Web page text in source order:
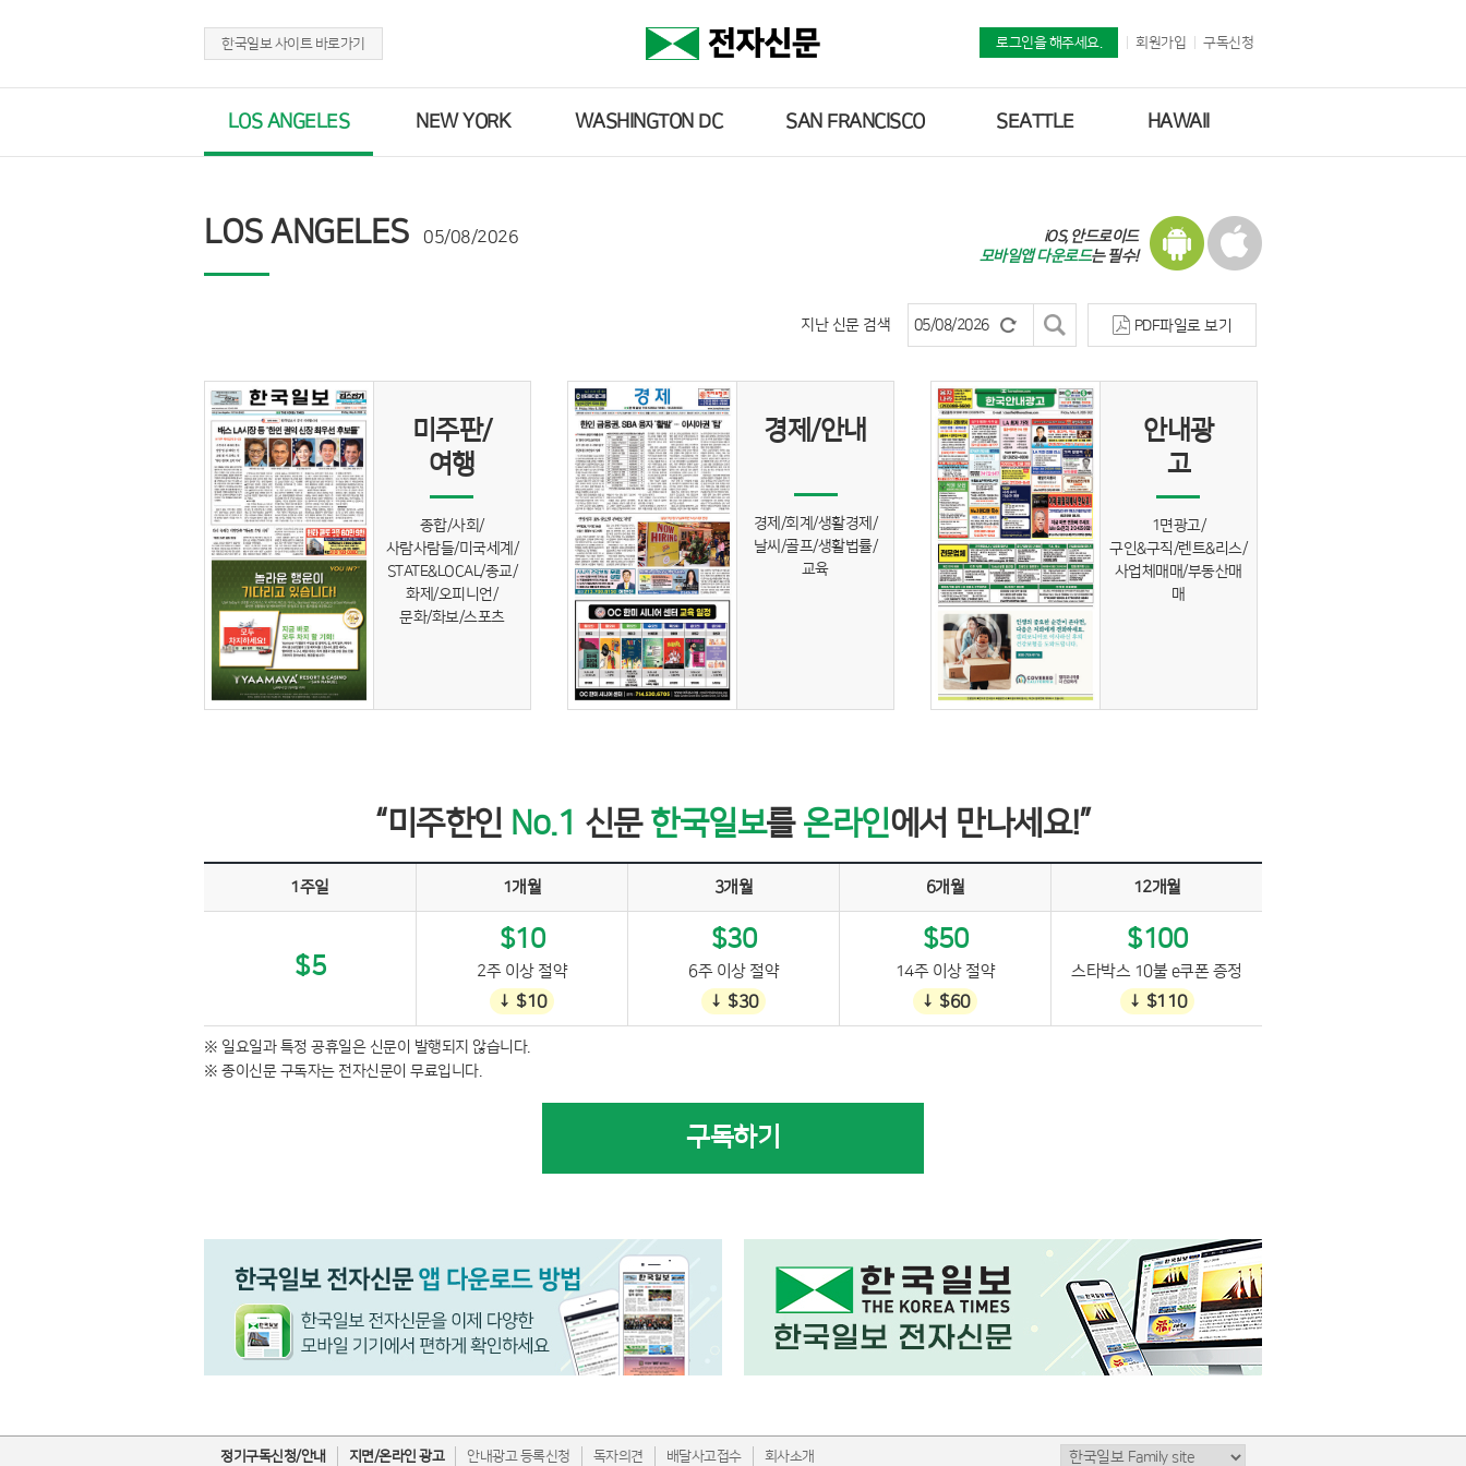
한국일보 사이트 바로가기 로그인을 해주세요. 회원가입 구독신청
LOS ANGELES NEW YORK WASHINGTON DC SAN FRANCISCO SEATTLE HAWAII
LOS ANGELES 05/08/2026
iOS, 안드로이드
모바일앱 다운로드는 필수!
지난 신문 검색 PDF파일로 보기
미주판/
여행
종합/사회/
사람사람들/미국세계/
STATE&LOCAL/종교/
화제/오피니언/
문화/화보/스포츠
경제/안내
경제/회계/생활경제/
날씨/골프/생활법률/
교육
안내광
고
1면광고/
구인&구직/렌트&리스/
사업체매매/부동산매
매
“미주한인 No.1 신문 한국일보를 온라인에서 만나세요!”
1주일 1개월 3개월 6개월 12개월
$5
$10
2주 이상 절약
↓ $10
$30
6주 이상 절약
↓ $30
$50
14주 이상 절약
↓ $60
$100
스타박스 10불 e쿠폰 증정
↓ $110
※ 일요일과 특정 공휴일은 신문이 발행되지 않습니다.
※ 종이신문 구독자는 전자신문이 무료입니다.
구독하기
정기구독신청/안내 지면/온라인 광고 안내광고 등록신청 독자의견 배달사고접수 회사소개